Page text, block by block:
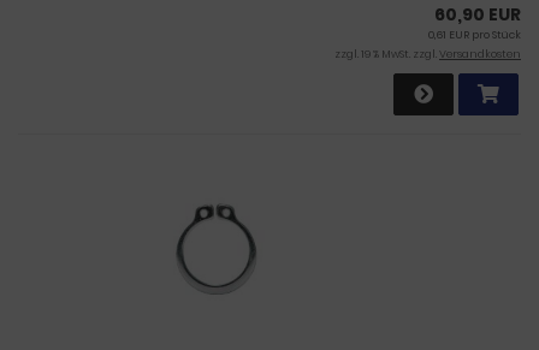
60,90 EUR
0,61 EUR pro Stück
zzgl. 19 % MwSt. zzgl.Versandkosten